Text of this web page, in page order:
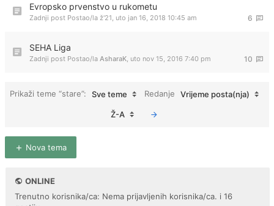
Evropsko prvenstvo u rukometu
6
Zadnji post Postao/la ž'21, uto jan 16, 2018 10:45 am
SEHA Liga
10
Zadnji post Postao/la AsharaK, uto nov 15, 2016 7:40 pm
Prikaži teme “stare”: Sve teme Redanje Vrijeme posta(nja)
Ž-A
Nova tema
ONLINE
Trenutno korisnika/ca: Nema prijavljenih korisnika/ca. i 16